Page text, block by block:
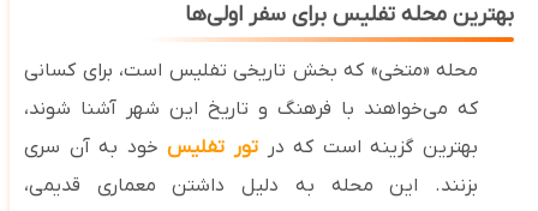
بهترین محله تفلیس برای سفر اولی‌ها
محله «متخی» که بخش تاریخی تفلیس است، برای کسانی
که می‌خواهند با فرهنگ و تاریخ این شهر آشنا شوند،
بهترین گزینه است که در تور تفلیس خود به آن سری
بزنند. این محله به دلیل داشتن معماری قدیمی،